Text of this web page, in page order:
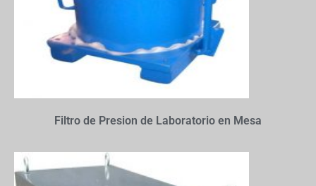
Filtro de Presion de Laboratorio en Mesa